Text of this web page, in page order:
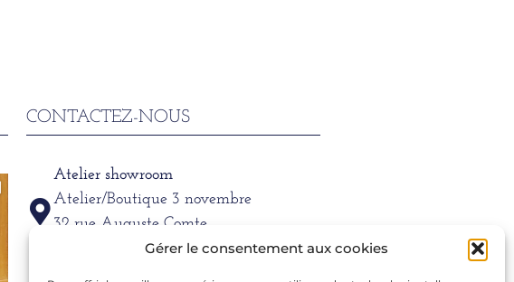
Gérer le consentement aux cookies
CONTACTEZ-NOUS
Atelier showroom
Atelier/Boutique 3 novembre
32 rue Auguste Comte
69002 LYON